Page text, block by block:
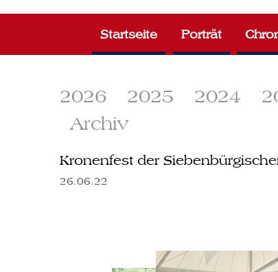
2026 2025 2024
Archiv
Startseite Porträt
Kronenfest der
26.06.22